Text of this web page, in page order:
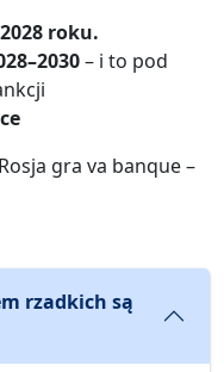
roku.
– i to pod
gra va banque –
rzadkich są